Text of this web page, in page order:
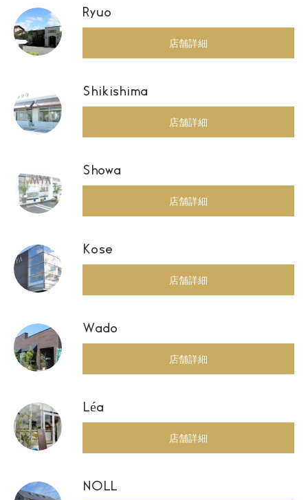
Ryuo
店舗詳細
Shikishima
店舗詳細
Showa
店舗詳細
Kose
店舗詳細
Wado
店舗詳細
Léa
店舗詳細
NOLL